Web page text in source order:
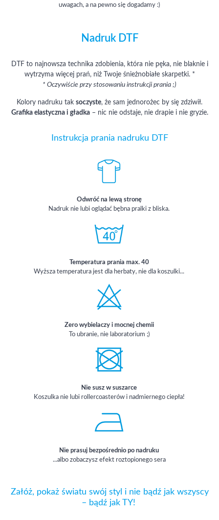
uwagach, a na pewno się dogadamy :)
Nadruk DTF
DTF to najnowsza technika zdobienia, która nie pęka, nie blaknie i
wytrzyma więcej prań, niż Twoje śnieżnobiałe skarpetki. *
* Oczywiście przy stosowaniu instrukcji prania ;)
Kolory nadruku tak soczyste, że sam jednorożec by się zdziwił.
Grafika elastyczna i gładka– nic nie odstaje, nie drapie i nie gryzie.
Instrukcja prania nadruku DTF
Odwróć na lewą stronę
Nadruk nie lubi oglądać bębna pralki z bliska.
Temperatura prania max. 40
Wyższa temperatura jest dla herbaty, nie dla koszulki...
Zero wybielaczy i mocnej chemii
To ubranie, nie laboratorium ;)
Nie susz w suszarce
Koszulka nie lubi rollercoasterów i nadmiernego ciepła!
Nie prasuj bezpośrednio po nadruku
...albo zobaczysz efekt roztopionego sera
Załóż, pokaż światu swój styl i nie bądź jak wszyscy
– bądź jak TY!